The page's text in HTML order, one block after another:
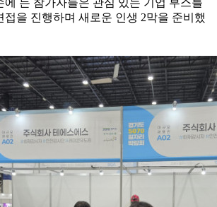
에 든 참가자들은 관심 있는 기업 부스를
접을 진행하며 새로운 인생 2막을 준비했